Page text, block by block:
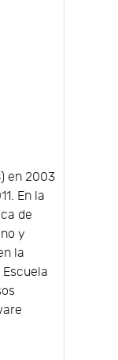
en 2003
En la
de
y
la